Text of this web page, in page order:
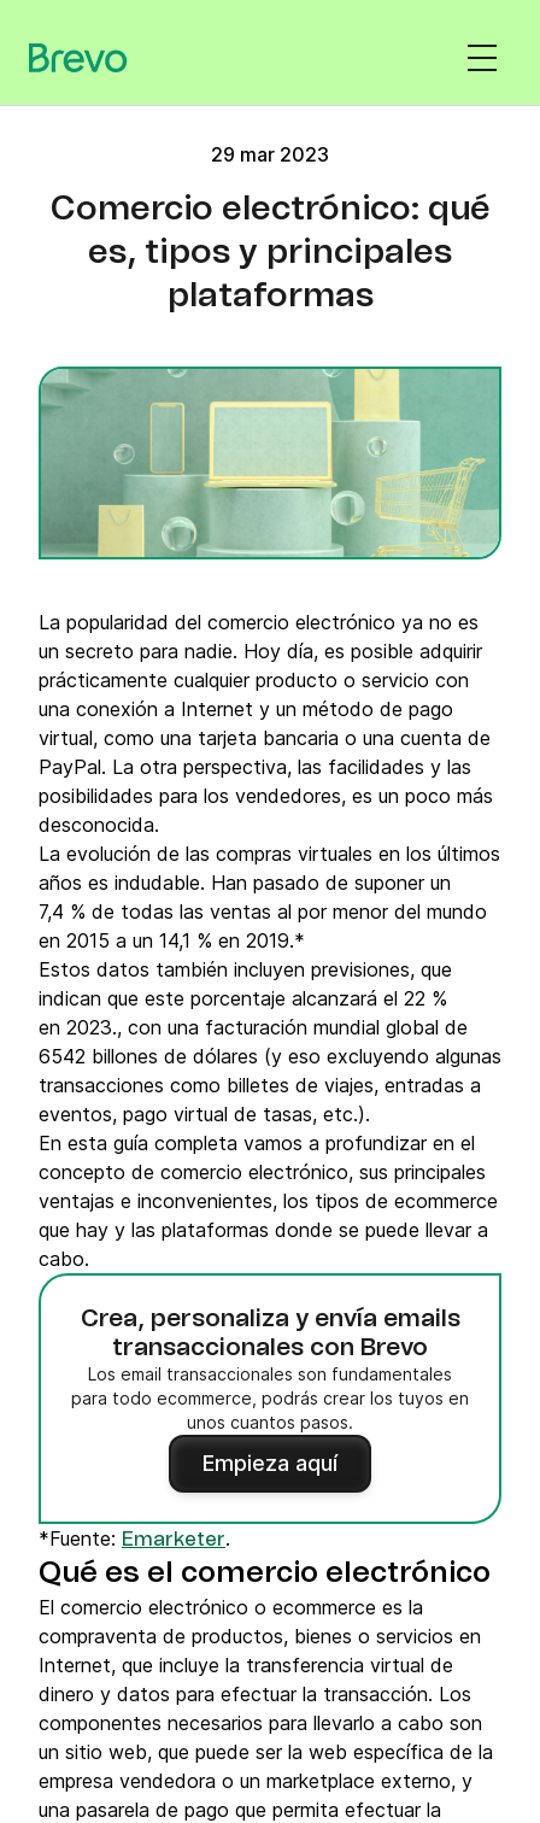
29 mar 2023
Comercio electrónico: qué
es, tipos y principales
plataformas
La popularidad del comercio electrónico ya no es
un secreto para nadie. Hoy día, es posible adquirir
prácticamente cualquier producto o servicio con
una conexión a Internet y un método de pago
virtual, como una tarjeta bancaria o una cuenta de
PayPal. La otra perspectiva, las facilidades y las
posibilidades para los vendedores, es un poco más
desconocida.
La evolución de las compras virtuales en los últimos
años es indudable. Han pasado de suponer un
7,4 % de todas las ventas al por menor del mundo
en 2015 a un 14,1 % en 2019.*
Estos datos también incluyen previsiones, que
indican que este porcentaje alcanzará el 22 %
en 2023., con una facturación mundial global de
6542 billones de dólares (y eso excluyendo algunas
transacciones como billetes de viajes, entradas a
eventos, pago virtual de tasas, etc.).
En esta guía completa vamos a profundizar en el
concepto de comercio electrónico, sus principales
ventajas e inconvenientes, los tipos de ecommerce
que hay y las plataformas donde se puede llevar a
cabo.
Crea, personaliza y envía emails
transaccionales con Brevo
Los email transaccionales son fundamentales
para todo ecommerce, podrás crear los tuyos en
unos cuantos pasos.
Empieza aquí
*Fuente: Emarketer.
Qué es el comercio electrónico
El comercio electrónico o ecommerce es la
compraventa de productos, bienes o servicios en
Internet, que incluye la transferencia virtual de
dinero y datos para efectuar la transacción. Los
componentes necesarios para llevarlo a cabo son
un sitio web, que puede ser la web específica de la
empresa vendedora o un marketplace externo, y
una pasarela de pago que permita efectuar la